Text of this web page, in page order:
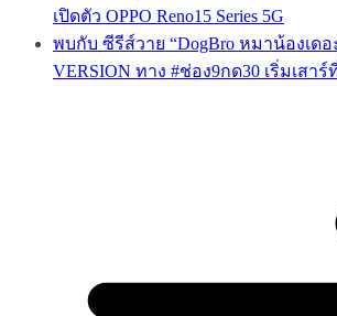
เปิดตัว OPPO Reno15 Series 5G
พบกับ ซีรีส์วาย “DogBro หมาน้องเดอ
VERSION ทาง #ช่อง9กด30 เริ่มเสา